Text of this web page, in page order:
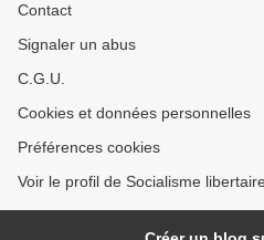
Contact
Signaler un abus
C.G.U.
Cookies et données personnelles
Préférences cookies
Voir le profil de Socialisme